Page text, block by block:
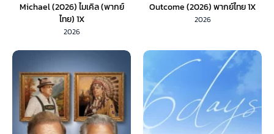
Michael (2026) ไมเคิล (พากย์
ไทย) 1X
2026
Outcome (2026) พากย์ไทย 1X
2026